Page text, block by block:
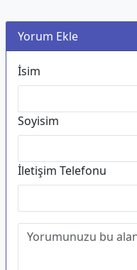
Yorum Ekle
İsim
Soyisim
İletişim Telefonu